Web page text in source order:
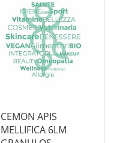
CEMON APIS
MELLIFICA 6LM